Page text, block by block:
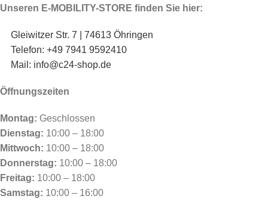
Unseren E-MOBILITY-STORE finden Sie hier:
Gleiwitzer Str. 7 | 74613 Öhringen
Telefon: +49 7941 9592410
Mail: info@c24-shop.de
Öffnungszeiten
Montag: Geschlossen
Dienstag: 10:00 – 18:00
Mittwoch: 10:00 – 18:00
Donnerstag: 10:00 – 18:00
Freitag: 10:00 – 18:00
Samstag: 10:00 – 16:00